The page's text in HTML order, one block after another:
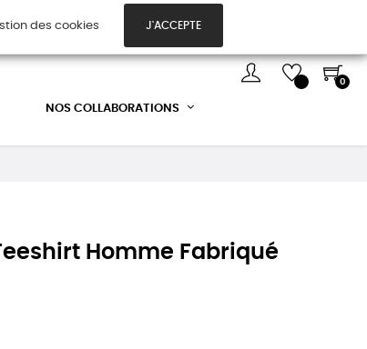
NOS COLLABORATIONS
0
Homme Fabriqué
des cookies J'ACCEPTE